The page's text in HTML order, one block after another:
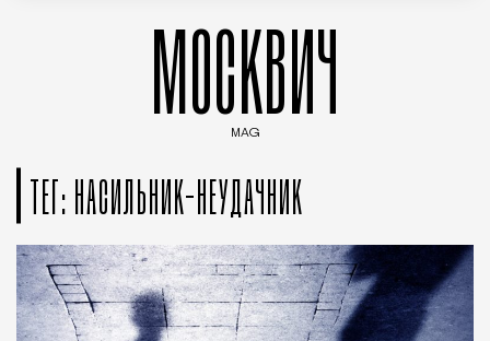
МОСКВИЧ
MAG
ТЕГ: НАСИЛЬНИК-НЕУДАЧНИК